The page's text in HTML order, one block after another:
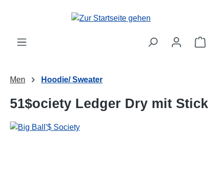
Men Hoodie/ Sweater
51$ociety Ledger Dry mit Stick